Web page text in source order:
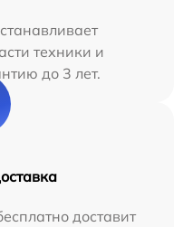
техники и
до 3 лет.
доставит